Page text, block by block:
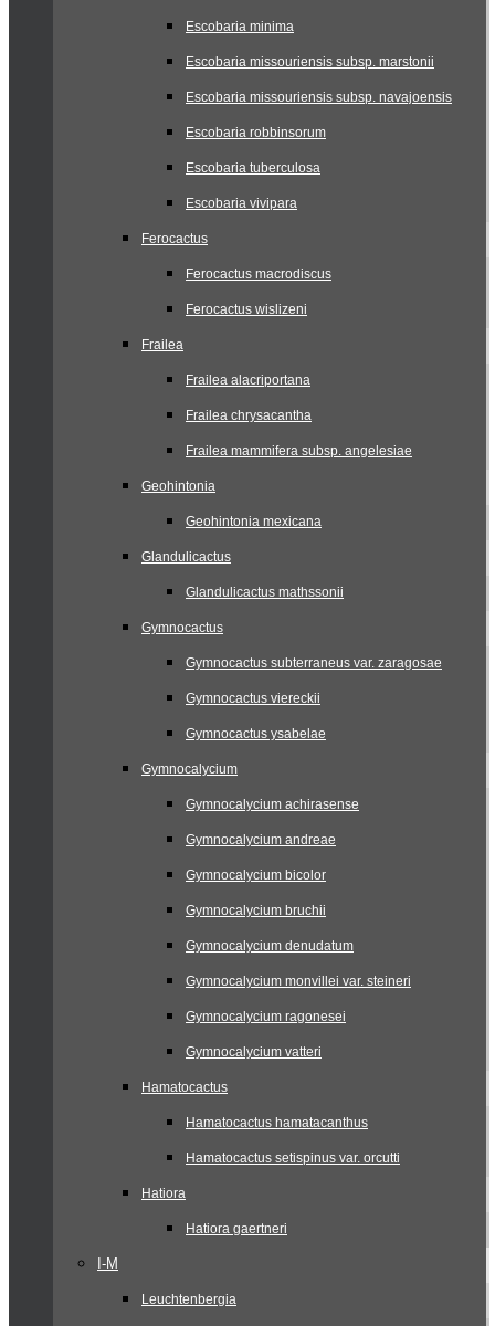
Escobaria minima
Escobaria missouriensis subsp. marstonii
Escobaria missouriensis subsp. navajoensis
Escobaria robbinsorum
Escobaria tuberculosa
Escobaria vivipara
Ferocactus
Ferocactus macrodiscus
Ferocactus wislizeni
Frailea
Frailea alacriportana
Frailea chrysacantha
Frailea mammifera subsp. angelesiae
Geohintonia
Geohintonia mexicana
Glandulicactus
Glandulicactus mathssonii
Gymnocactus
Gymnocactus subterraneus var. zaragosae
Gymnocactus viereckii
Gymnocactus ysabelae
Gymnocalycium
Gymnocalycium achirasense
Gymnocalycium andreae
Gymnocalycium bicolor
Gymnocalycium bruchii
Gymnocalycium denudatum
Gymnocalycium monvillei var. steineri
Gymnocalycium ragonesei
Gymnocalycium vatteri
Hamatocactus
Hamatocactus hamatacanthus
Hamatocactus setispinus var. orcutti
Hatiora
Hatiora gaertneri
I-M
Leuchtenbergia